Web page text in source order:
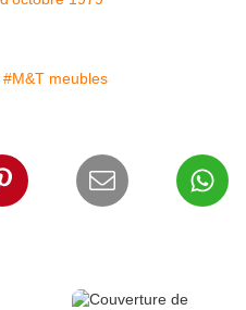
#M&T meubles